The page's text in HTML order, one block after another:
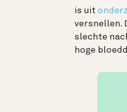
is uit
versnellen.
slechte
hoge